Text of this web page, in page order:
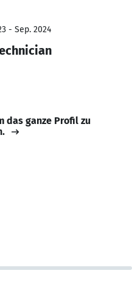
- Sep. 2024
das ganze Profil zu